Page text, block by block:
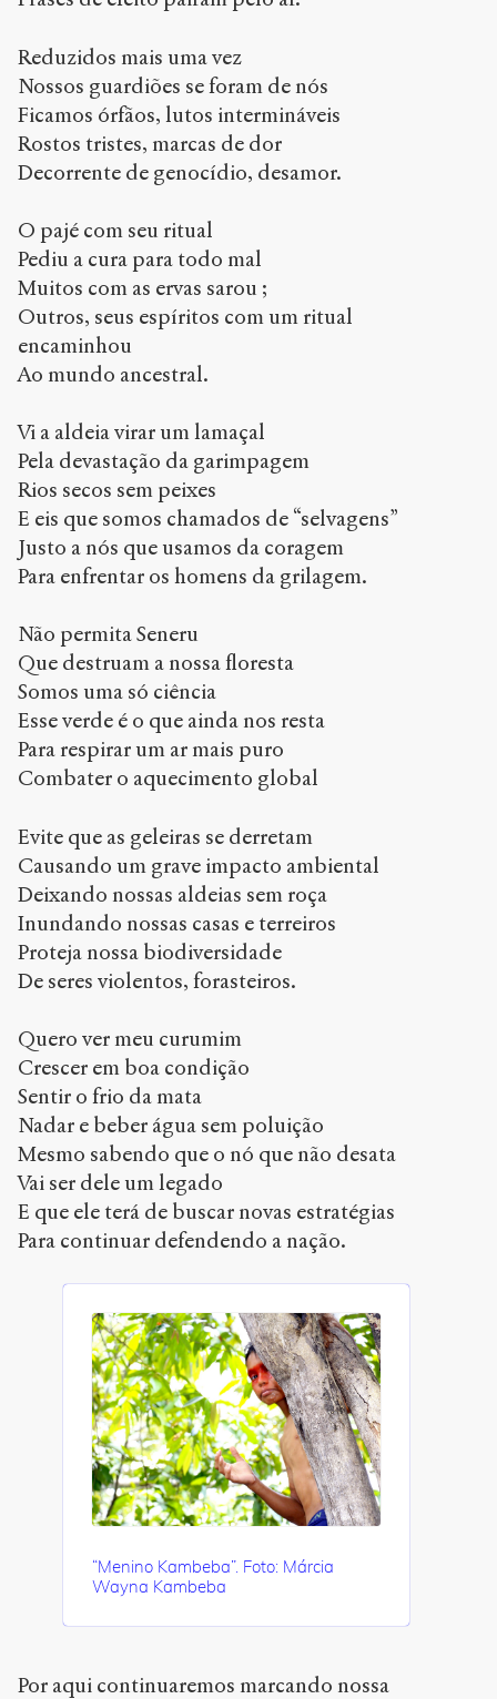
Reduzidos mais uma vez
Nossos guardiões se foram de nós
Ficamos órfãos, lutos intermináveis
Rostos tristes, marcas de dor
Decorrente de genocídio, desamor.
O pajé com seu ritual
Pediu a cura para todo mal
Muitos com as ervas sarou ;
Outros, seus espíritos com um ritual
encaminhou
Ao mundo ancestral.
Vi a aldeia virar um lamaçal
Pela devastação da garimpagem
Rios secos sem peixes
E eis que somos chamados de “selvagens”
Justo a nós que usamos da coragem
Para enfrentar os homens da grilagem.
Não permita Seneru
Que destruam a nossa floresta
Somos uma só ciência
Esse verde é o que ainda nos resta
Para respirar um ar mais puro
Combater o aquecimento global
Evite que as geleiras se derretam
Causando um grave impacto ambiental
Deixando nossas aldeias sem roça
Inundando nossas casas e terreiros
Proteja nossa biodiversidade
De seres violentos, forasteiros.
Quero ver meu curumim
Crescer em boa condição
Sentir o frio da mata
Nadar e beber água sem poluição
Mesmo sabendo que o nó que não desata
Vai ser dele um legado
E que ele terá de buscar novas estratégias
Para continuar defendendo a nação.
“Menino Kambeba”. Foto: Márcia
Wayna Kambeba
Por aqui continuaremos marcando nossa